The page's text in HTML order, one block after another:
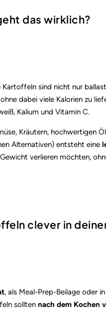
das wirklich?
Kartoffeln sind nicht nur
dabei viele Kalorien zu
Kalium und Vitamin C.
Kräutern, hochwertigen
Alternativen) entsteht eine
verlieren möchten,
clever in
, als Meal-Prep-Beilage oder
sollten nach dem Kochen